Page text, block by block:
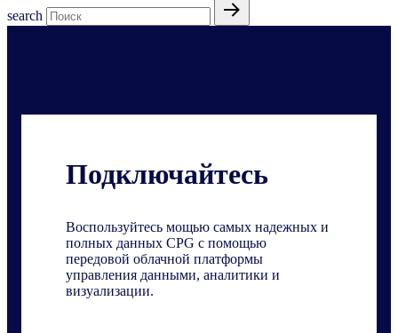
search
Подключайтесь
Воспользуйтесь мощью самых надежных и
полных данных CPG с помощью
передовой облачной платформы
управления данными, аналитики и
визуализации.